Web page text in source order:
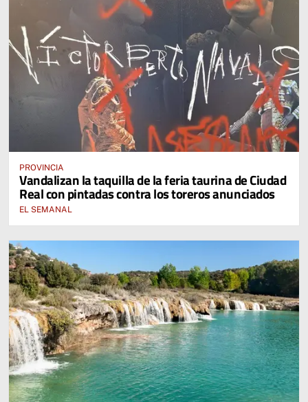
PROVINCIA
Vandalizan la taquilla de la feria taurina de Ciudad
Real con pintadas contra los toreros anunciados
EL SEMANAL